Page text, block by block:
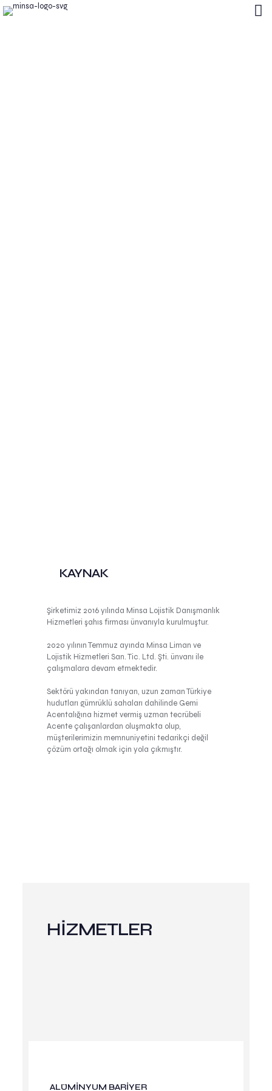
KAYNAK
Şirketimiz 2016 yılında Minsa Lojistik Danışmanlık
Hizmetleri şahıs firması ünvanıyla kurulmuştur.
2020 yılının Temmuz ayında Minsa Liman ve
Lojistik Hizmetleri San. Tic. Ltd. Şti. ünvanı ile
çalışmalara devam etmektedir.
Sektörü yakından tanıyan, uzun zaman Türkiye
hudutları gümrüklü sahaları dahilinde Gemi
Acentalığına hizmet vermiş uzman tecrübeli
Acente çalışanlardan oluşmakta olup,
müşterilerimizin memnuniyetini tedarikçi değil
çözüm ortağı olmak için yola çıkmıştır.
HİZMETLER
ALÜMİNYUM BARİYER